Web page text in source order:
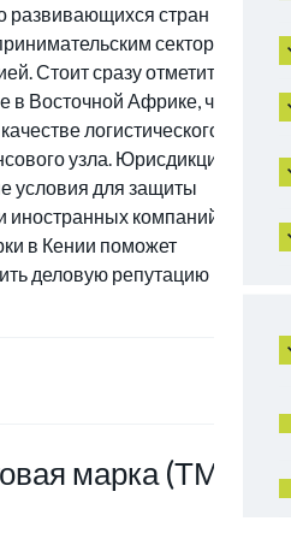
развивающихся стран
сектором и
Стоит сразу отметить ее
в Восточной Африке, что
логистического,
узла. Юрисдикция
условия для защиты
иностранных компаний, и
в Кении поможет
деловую репутацию и
марка (ТМ) в